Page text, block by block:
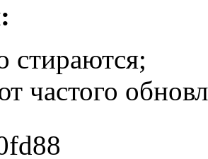
стираются;
частого